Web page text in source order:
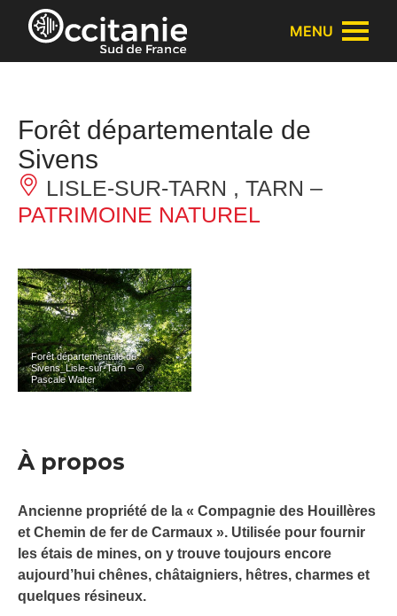
Panneau de gestion des cookies
MENU
Forêt départementale de
Sivens
LISLE-SUR-TARN , TARN –
PATRIMOINE NATUREL
Forêt départementale de
Sivens_Lisle-sur-Tarn – ©
Pascale Walter
À propos
Ancienne propriété de la « Compagnie des Houillères
et Chemin de fer de Carmaux ». Utilisée pour fournir
les étais de mines, on y trouve toujours encore
aujourd’hui chênes, châtaigniers, hêtres, charmes et
quelques résineux.